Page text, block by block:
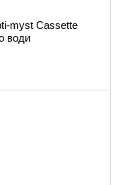
myst Cassette
води